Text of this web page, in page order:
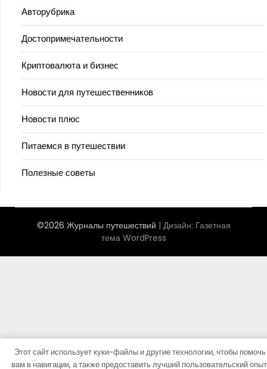
Авторубрика
Достопримечательности
Криптовалюта и бизнес
Новости для путешественников
Новости плюс
Питаемся в путешествии
Полезные советы
©2026 Журналы путешествий | Дизайн: Газетная
тема WordPress
Этот сайт использует куки-файлы и другие технологии, чтобы помочь
вам в навигации, а также предоставить лучший пользовательский